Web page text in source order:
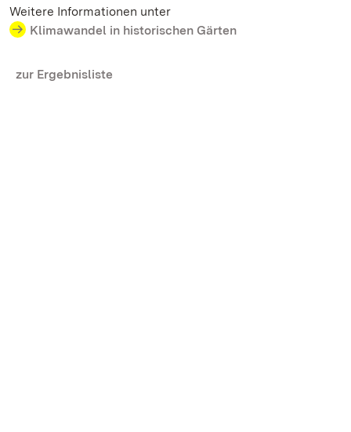
Weitere Informationen unter
Klimawandel in historischen Gärten
zur Ergebnisliste